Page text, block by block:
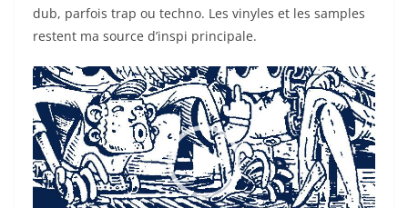
dub, parfois trap ou techno. Les vinyles et les samples
restent ma source d’inspi principale.
Lecteur
vidéo